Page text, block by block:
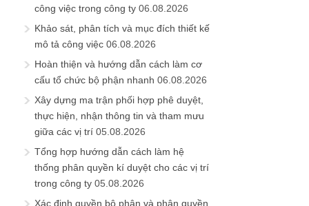
công việc trong công ty 06.08.2026
Khảo sát, phân tích và mục đích thiết kế
mô tả công việc 06.08.2026
Hoàn thiện và hướng dẫn cách làm cơ
cấu tổ chức bộ phận nhanh 06.08.2026
Xây dựng ma trận phối hợp phê duyệt,
thực hiện, nhận thông tin và tham mưu
giữa các vị trí 05.08.2026
Tổng hợp hướng dẫn cách làm hệ
thống phân quyền kí duyệt cho các vị trí
trong công ty 05.08.2026
Xác định quyền bộ phận và phân quyền